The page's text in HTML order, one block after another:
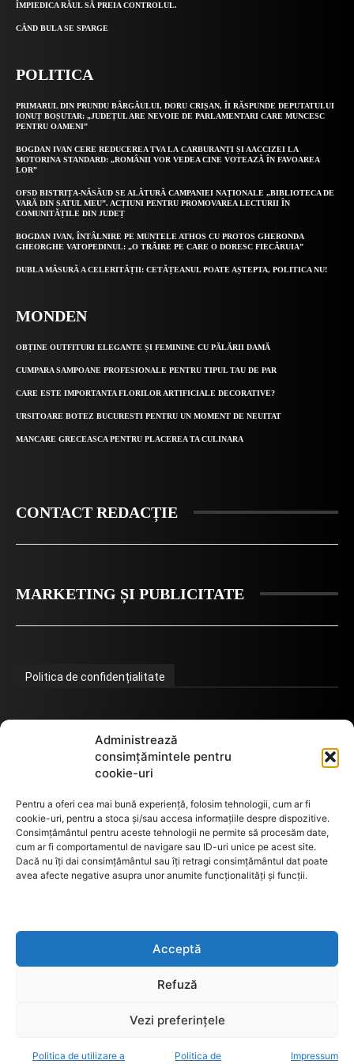
Administrează
consimțămintele pentru
cookie-uri
Pentru a oferi cea mai bună experiență, folosim tehnologii, cum ar fi
cookie-uri, pentru a stoca și/sau accesa informațiile despre dispozitive.
Consimțământul pentru aceste tehnologii ne permite să procesăm date,
cum ar fi comportamentul de navigare sau ID-uri unice pe acest site.
Dacă nu îți dai consimțământul sau îți retragi consimțământul dat poate
avea afecte negative asupra unor anumite funcționalități și funcții.
Acceptă
Refuză
Vezi preferințele
Politica de utilizare a Politica de Impressum
ÎMPIEDICA RĂUL SĂ PREIA CONTROLUL.
CÂND BULA SE SPARGE
POLITICA
PRIMARUL DIN PRUNDU BÂRGĂULUI, DORU CRIȘAN, ÎI RĂSPUNDE DEPUTATULUI
IONUȚ BOȘUTAR: „JUDEȚUL ARE NEVOIE DE PARLAMENTARI CARE MUNCESC
PENTRU OAMENI”
BOGDAN IVAN CERE REDUCEREA TVA LA CARBURANȚI ȘI AACCIZEI LA
MOTORINA STANDARD: „ROMÂNII VOR VEDEA CINE VOTEAZĂ ÎN FAVOAREA
LOR”
OFSD BISTRIȚA-NĂSĂUD SE ALĂTURĂ CAMPANIEI NAȚIONALE „BIBLIOTECA DE
VARĂ DIN SATUL MEU”. ACȚIUNI PENTRU PROMOVAREA LECTURII ÎN
COMUNITĂȚILE DIN JUDEȚ
BOGDAN IVAN, ÎNTÂLNIRE PE MUNTELE ATHOS CU PROTOS GHERONDA
GHEORGHE VATOPEDINUL: „O TRĂIRE PE CARE O DORESC FIECĂRUIA”
DUBLA MĂSURĂ A CELERITĂȚII: CETĂȚEANUL POATE AȘTEPTA, POLITICA NU!
MONDEN
OBȚINE OUTFITURI ELEGANTE ȘI FEMININE CU PĂLĂRII DAMĂ
CUMPARA SAMPOANE PROFESIONALE PENTRU TIPUL TAU DE PAR
CARE ESTE IMPORTANTA FLORILOR ARTIFICIALE DECORATIVE?
URSITOARE BOTEZ BUCURESTI PENTRU UN MOMENT DE NEUITAT
MANCARE GRECEASCA PENTRU PLACEREA TA CULINARA
CONTACT REDACȚIE
MARKETING ȘI PUBLICITATE
Politica de confidențialitate
Termeni de utilizare
GDPR
Anunturi de licitații
decisiv.ro - anchete, investigatii, evenimente, opinii